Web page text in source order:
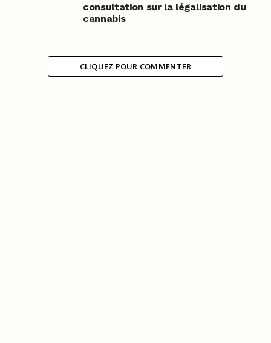
consultation sur la légalisation du
cannabis
CLIQUEZ POUR COMMENTER